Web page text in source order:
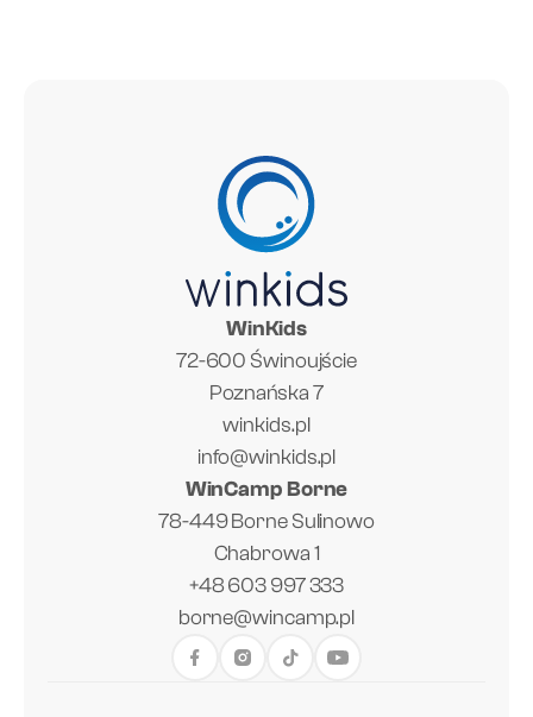
WinKids
72-600 Świnoujście
Poznańska 7
winkids.pl
info@winkids.pl
WinCamp Borne
78-449 Borne Sulinowo
Chabrowa 1
+48 603 997 333
borne@wincamp.pl